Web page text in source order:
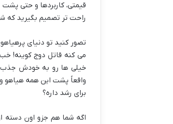
قیمتی، کاربردها و حتی
راحت تر تصمیم بگیرید که
تصور کنید تو دنیای
خیلی ها رو به خودش جذب
واقعاً پشت این همه هیاهو
برای رشد داره؟
اگه شما هم جزو اون دسته